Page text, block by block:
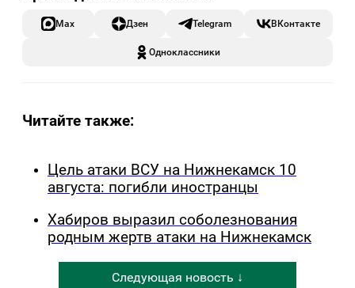
Max Дзен Telegram ВКонтакте
Одноклассники
Читайте также:
Цель атаки ВСУ на Нижнекамск 10
августа: погибли иностранцы
Хабиров выразил соболезнования
родным жертв атаки на Нижнекамск
Следующая новость ↓